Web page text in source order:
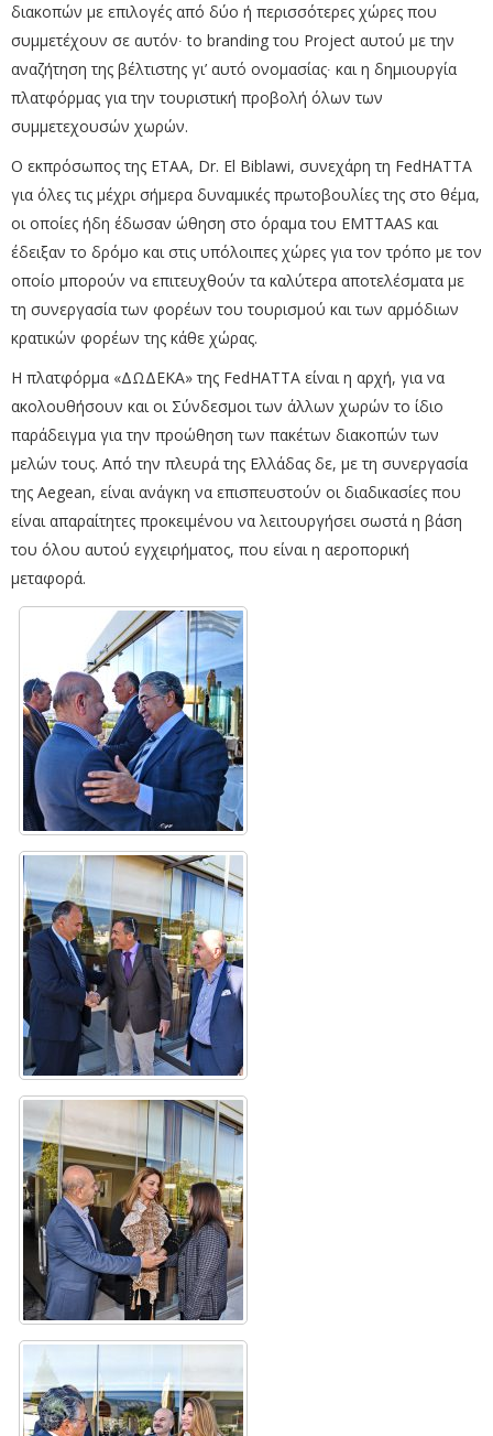
διακοπών με επιλογές από δύο ή περισσότερες χώρες που
συμμετέχουν σε αυτόν∙ to branding του Project αυτού με την
αναζήτηση της βέλτιστης γι’ αυτό ονομασίας∙ και η δημιουργία
πλατφόρμας για την τουριστική προβολή όλων των
συμμετεχουσών χωρών.
Ο εκπρόσωπος της ΕΤΑΑ, Dr. El Biblawi, συνεχάρη τη FedHATTA
για όλες τις μέχρι σήμερα δυναμικές πρωτοβουλίες της στο θέμα,
οι οποίες ήδη έδωσαν ώθηση στο όραμα του EMTTAAS και
έδειξαν το δρόμο και στις υπόλοιπες χώρες για τον τρόπο με τον
οποίο μπορούν να επιτευχθούν τα καλύτερα αποτελέσματα με
τη συνεργασία των φορέων του τουρισμού και των αρμόδιων
κρατικών φορέων της κάθε χώρας.
Η πλατφόρμα «ΔΩΔΕΚΑ» της FedHATTA είναι η αρχή, για να
ακολουθήσουν και οι Σύνδεσμοι των άλλων χωρών το ίδιο
παράδειγμα για την προώθηση των πακέτων διακοπών των
μελών τους. Από την πλευρά της Ελλάδας δε, με τη συνεργασία
της Aegean, είναι ανάγκη να επισπευστούν οι διαδικασίες που
είναι απαραίτητες προκειμένου να λειτουργήσει σωστά η βάση
του όλου αυτού εγχειρήματος, που είναι η αεροπορική
μεταφορά.